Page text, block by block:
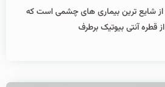
شایع ترین بیماری های چشمی است که
قطره آنتی بیوتیک برطرف